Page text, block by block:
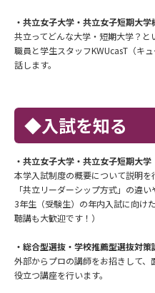
・共立女子大学・共立女子短期大学
共立ってどんな大学・短期大学？と
職員と学生スタッフKWUcasT（キ
話します。
◆入試を知る
・共立女子大学・共立女子短期大
本学入試制度の概要について説明を
「共立リーダーシップ方式」の違
3年生（受験生）の年内入試に向け
聴講も大歓迎です！）
・総合型選抜・学校推薦型選抜対策
外部からプロの講師をお招きして
役立つ講座を行います。